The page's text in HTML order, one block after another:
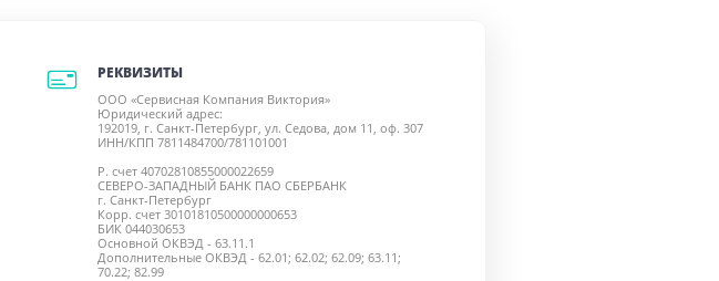
РЕКВИЗИТЫ
ООО «Сервисная Компания Виктория»
Юридический адрес:
192019, г. Санкт-Петербург, ул. Седова, дом 11, оф. 307
ИНН/КПП 7811484700/781101001
Р. счет 40702810855000022659
СЕВЕРО-ЗАПАДНЫЙ БАНК ПАО СБЕРБАНК
г. Санкт-Петербург
Корр. счет 30101810500000000653
БИК 044030653
Основной ОКВЭД - 63.11.1
Дополнительные ОКВЭД - 62.01; 62.02; 62.09; 63.11;
70.22; 82.99